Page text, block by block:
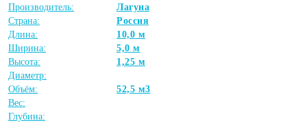
Производитель:
Лагуна
Страна:
Россия
Длина:
10,0 м
Ширина:
5,0 м
Высота:
1,25 м
Диаметр:
Объём:
52,5 м3
Вес:
Глубина: